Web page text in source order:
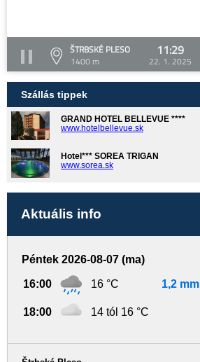
ŠTRBSKÉ PLESO
1400 m
11:29
22. 1. 2025
Szállás tippek
GRAND HOTEL BELLEVUE ****
www.hotelbellevue.sk
Hotel*** SOREA TRIGAN
www.sorea.sk
Aktuális info
Péntek 2026-08-07 (ma)
16:00 16 °C 1,2 mm
18:00 14 tól 16 °C